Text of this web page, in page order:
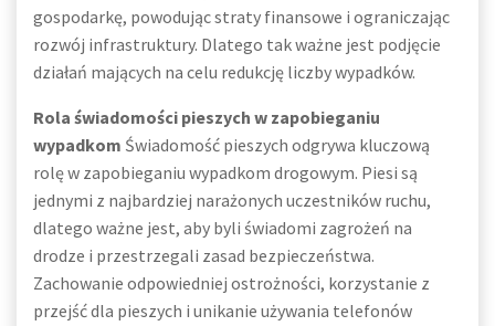
gospodarkę, powodując straty finansowe i ograniczając
rozwój infrastruktury. Dlatego tak ważne jest podjęcie
działań mających na celu redukcję liczby wypadków.
Rola świadomości pieszych w zapobieganiu
wypadkom Świadomość pieszych odgrywa kluczową
rolę w zapobieganiu wypadkom drogowym. Piesi są
jednymi z najbardziej narażonych uczestników ruchu,
dlatego ważne jest, aby byli świadomi zagrożeń na
drodze i przestrzegali zasad bezpieczeństwa.
Zachowanie odpowiedniej ostrożności, korzystanie z
przejść dla pieszych i unikanie używania telefonów